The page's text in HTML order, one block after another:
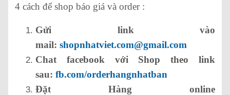
4 cách để shop báo giá và order :
Gửi link vào
mail: shopnhatviet.com@gmail.com
Chat facebook với Shop theo link
sau: fb.com/orderhangnhatban
Đặt Hàng online